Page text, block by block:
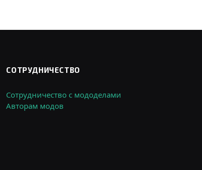
СОТРУДНИЧЕСТВО
Сотрудничество с мододелами
Авторам модов